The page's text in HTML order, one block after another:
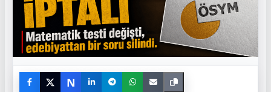
N